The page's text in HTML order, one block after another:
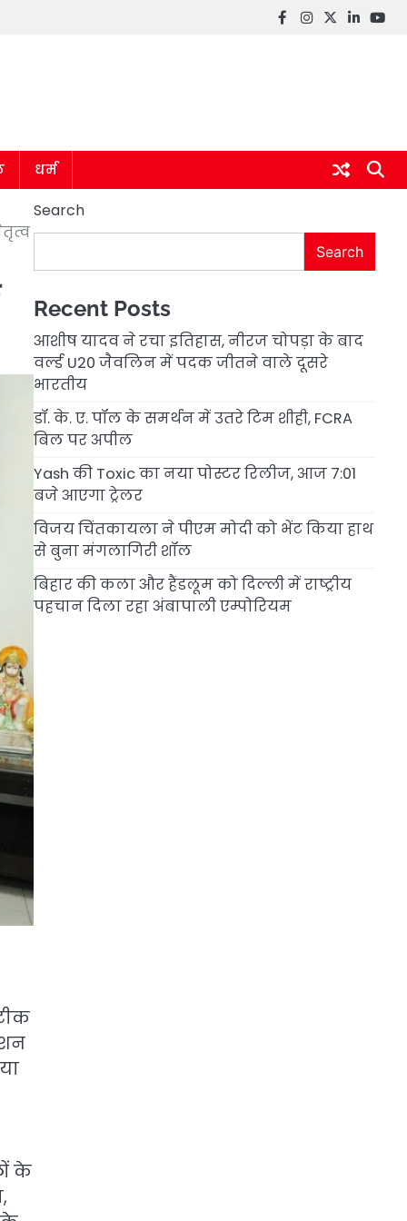
Facebook
instagram
twitter
linkedin
धर्म
के
Search
Search
Recent Posts
आशीष यादव ने रचा इतिहास, नीरज चोपड़ा के बाद
वर्ल्ड U20 जैवलिन में पदक जीतने वाले दूसरे
भारतीय
डॉ. के. ए. पॉल के समर्थन में उतरे टिम शीही, FCRA
बिल पर अपील
Yash की Toxic का नया पोस्टर रिलीज, आज 7:01
बजे आएगा ट्रेलर
विजय चिंतकायला ने पीएम मोदी को भेंट किया हाथ
से बुना मंगलागिरी शॉल
बिहार की कला और हैंडलूम को दिल्ली में राष्ट्रीय
पहचान दिला रहा अंबापाली एम्पोरियम